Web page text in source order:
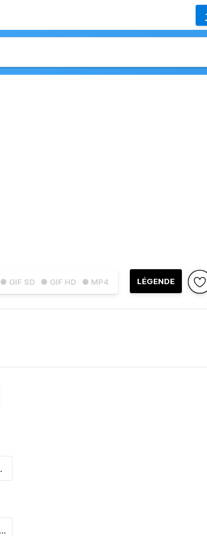
● GIF SD ● GIF HD ● MP4 LÉGENDE